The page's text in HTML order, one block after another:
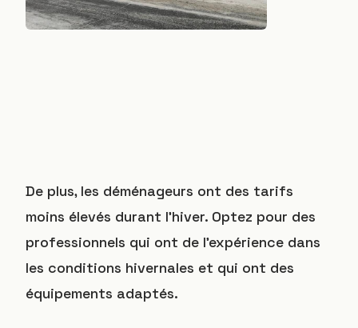
De plus, les déménageurs ont des tarifs
moins élevés durant l’hiver. Optez pour des
professionnels qui ont de l’expérience dans
les conditions hivernales et qui ont des
équipements adaptés.